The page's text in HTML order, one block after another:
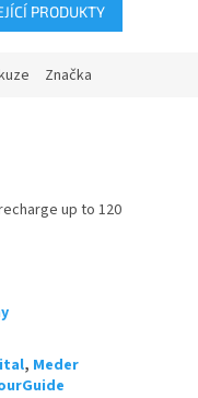
PRODUKTY
Značka
up to 120
, Meder